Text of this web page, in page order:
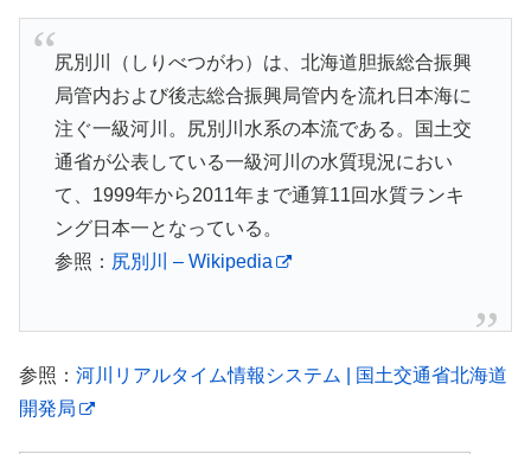
尻別川（しりべつがわ）は、北海道胆振総合振興
局管内および後志総合振興局管内を流れ日本海に
注ぐ一級河川。尻別川水系の本流である。国土交
通省が公表している一級河川の水質現況におい
て、1999年から2011年まで通算11回水質ランキ
ング日本一となっている。
参照： 尻別川 – Wikipedia
参照： 河川リアルタイム情報システム | 国土交通省北海道
開発局